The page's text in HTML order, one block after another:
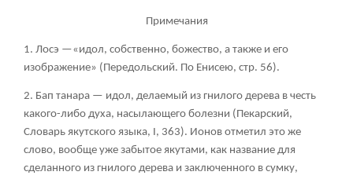
Примечания
1. Лосэ —«идол, собственно, божество, а также и его
изображение» (Передольский. По Енисею, стр. 56).
2. Бап танара — идол, делаемый из гнилого дерева в честь
какого-либо духа, насылающего болезни (Пекарский,
Словарь якутского языка, I, 363). Ионов отметил это же
слово, вообще уже забытое якутами, как название для
сделанного из гнилого дерева и заключенного в сумку,